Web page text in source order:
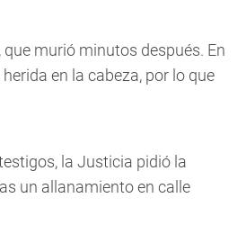
murió minutos después. En
en la cabeza, por lo que
la Justicia pidió la
un allanamiento en calle